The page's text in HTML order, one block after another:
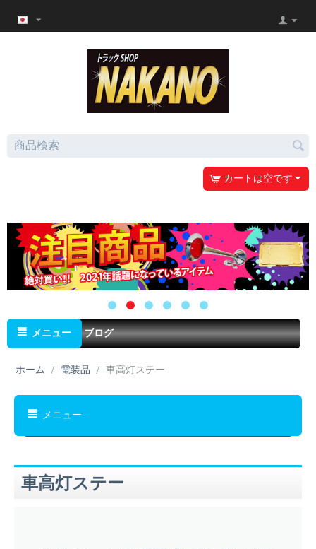
カートは空です
メニュー ブログ
ホーム / 電装品 / 車高灯ステー
メニュー
車高灯ステー